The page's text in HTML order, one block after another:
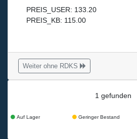
PREIS_USER: 133.20
PREIS_KB: 115.00
Weiter ohne RDKS
1 gefunden
Auf Lager Geringer Bestand